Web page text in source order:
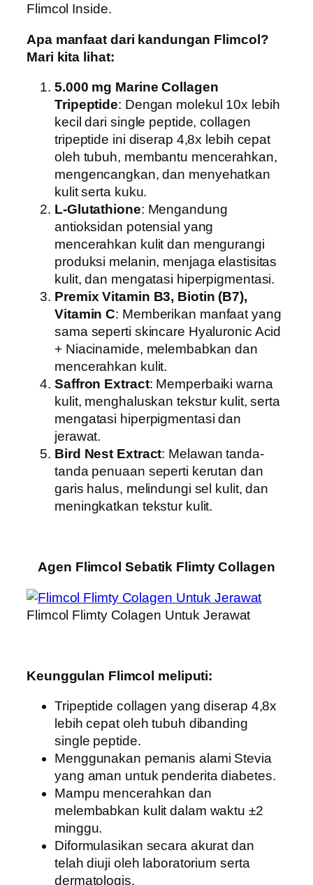
Flimcol Inside.
Apa manfaat dari kandungan Flimcol?
Mari kita lihat:
5.000 mg Marine Collagen
Tripeptide: Dengan molekul 10x lebih
kecil dari single peptide, collagen
tripeptide ini diserap 4,8x lebih cepat
oleh tubuh, membantu mencerahkan,
mengencangkan, dan menyehatkan
kulit serta kuku.
L-Glutathione: Mengandung
antioksidan potensial yang
mencerahkan kulit dan mengurangi
produksi melanin, menjaga elastisitas
kulit, dan mengatasi hiperpigmentasi.
Premix Vitamin B3, Biotin (B7),
Vitamin C: Memberikan manfaat yang
sama seperti skincare Hyaluronic Acid
+ Niacinamide, melembabkan dan
mencerahkan kulit.
Saffron Extract: Memperbaiki warna
kulit, menghaluskan tekstur kulit, serta
mengatasi hiperpigmentasi dan
jerawat.
Bird Nest Extract: Melawan tanda-
tanda penuaan seperti kerutan dan
garis halus, melindungi sel kulit, dan
meningkatkan tekstur kulit.
Agen Flimcol Sebatik Flimty Collagen
Flimcol Flimty Colagen Untuk Jerawat
Keunggulan Flimcol meliputi:
Tripeptide collagen yang diserap 4,8x
lebih cepat oleh tubuh dibanding
single peptide.
Menggunakan pemanis alami Stevia
yang aman untuk penderita diabetes.
Mampu mencerahkan dan
melembabkan kulit dalam waktu ±2
minggu.
Diformulasikan secara akurat dan
telah diuji oleh laboratorium serta
dermatologis.